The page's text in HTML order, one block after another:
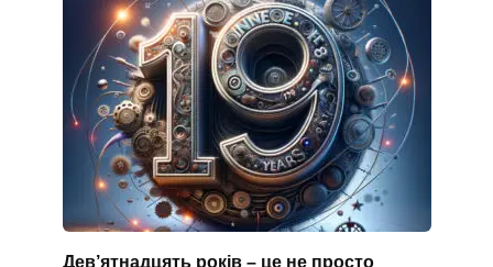
Дев’ятнадцять років – це не просто